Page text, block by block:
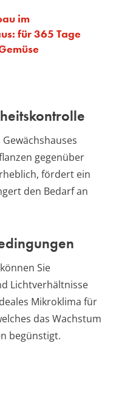
im
für 365 Tage
gegenüber
fördert ein
den Bedarf an
Sie
Lichtverhältnisse
Mikroklima für
das Wachstum
begünstigt.